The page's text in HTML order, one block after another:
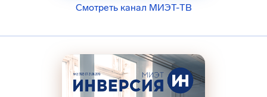
Смотреть канал МИЭТ-ТВ